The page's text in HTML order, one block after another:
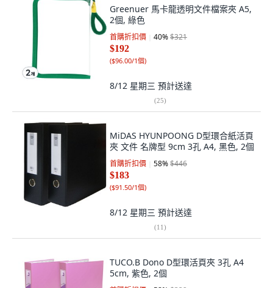
Greenuer 馬卡龍透明文件檔案夾 A5,
2個, 綠色
首購折扣價 40%$321
$192
($96.00/1個)
8/12 星期三 預計送達
(25)
MiDAS HYUNPOONG D型環合紙活頁
夾 文件 名牌型 9cm 3孔 A4, 黑色, 2個
首購折扣價 58%$446
$183
($91.50/1個)
8/12 星期三 預計送達
(11)
TUCO.B Dono D型環活頁夾 3孔 A4
5cm, 紫色, 2個